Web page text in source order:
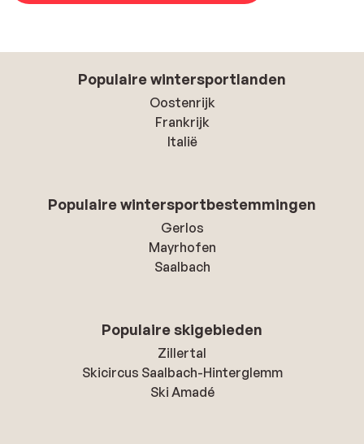
Populaire wintersportlanden
Oostenrijk
Frankrijk
Italië
Populaire wintersportbestemmingen
Gerlos
Mayrhofen
Saalbach
Populaire skigebieden
Zillertal
Skicircus Saalbach-Hinterglemm
Ski Amadé